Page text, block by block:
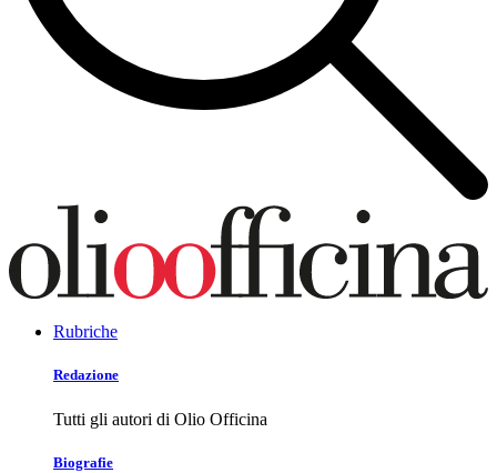
Rubriche
Redazione
Tutti gli autori di Olio Officina
Biografie